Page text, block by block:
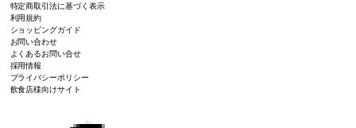
特定商取引法に基づく表示
利用規約
ショッピングガイド
お問い合わせ
よくあるお問い合せ
採用情報
プライバシーポリシー
飲食店様向けサイト